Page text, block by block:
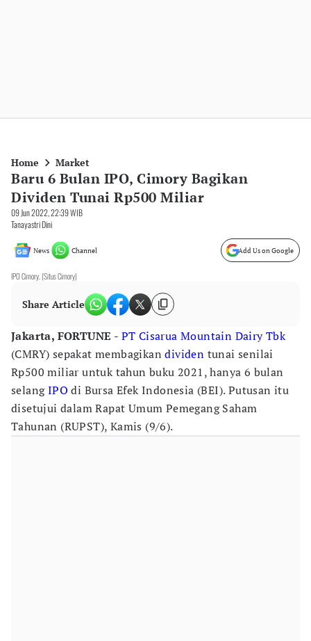
Home Market
Baru 6 Bulan IPO, Cimory Bagikan
Dividen Tunai Rp500 Miliar
09 Jun 2022, 22:39 WIB
Tanayastri Dini
News Channel Add Us on Google
IPO Cimory. (Situs Cimory)
Share Article
Jakarta, FORTUNE - PT Cisarua Mountain Dairy Tbk
(CMRY) sepakat membagikandividen tunai senilai
Rp500 miliar untuk tahun buku 2021, hanya 6 bulan
selangIPO di Bursa Efek Indonesia (BEI). Putusan itu
disetujui dalam Rapat Umum Pemegang Saham
Tahunan (RUPST), Kamis (9/6).